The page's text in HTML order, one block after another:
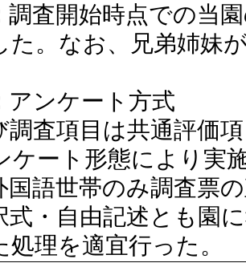
調査開始時点での当
た。なお、兄弟姉妹
アンケート方式
調査項目は共通評価
ケート形態により実
国語世帯のみ調査票
式・自由記述とも園
理を適宜行った。